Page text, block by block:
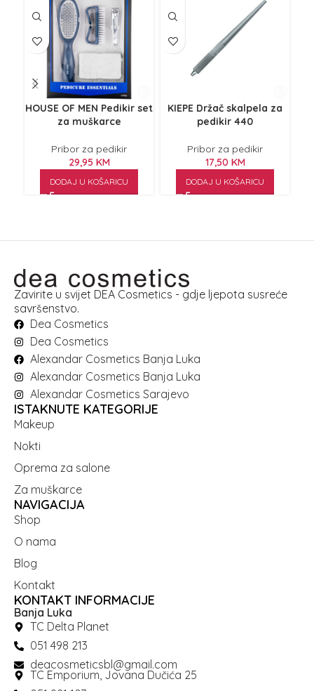
HOUSE OF MEN Pedikir set
za muškarce
Pribor za pedikir
29,95 KM
DODAJ U KOŠARICU
KIEPE Držač skalpela za
pedikir 440
Pribor za pedikir
17,50 KM
DODAJ U KOŠARICU
Zavirite u svijet DEA Cosmetics - gdje ljepota susreće
savršenstvo.
Dea Cosmetics
Dea Cosmetics
Alexandar Cosmetics Banja Luka
Alexandar Cosmetics Banja Luka
Alexandar Cosmetics Sarajevo
ISTAKNUTE KATEGORIJE
Makeup
Nokti
Oprema za salone
Za muškarce
NAVIGACIJA
Shop
O nama
Blog
Kontakt
KONTAKT INFORMACIJE
Banja Luka
TC Delta Planet
051 498 213
deacosmeticsbl@gmail.com
TC Emporium, Jovana Dučića 25